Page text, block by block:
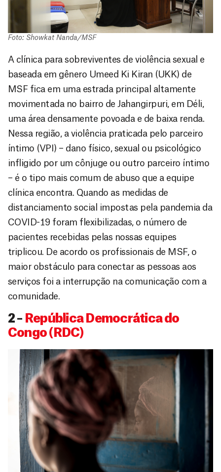
Foto: Showkat Nanda/MSF
A clínica para sobreviventes de violência sexual e
baseada em gênero Umeed Ki Kiran (UKK) de
MSF fica em uma estrada principal altamente
movimentada no bairro de Jahangirpuri, em Déli,
uma área densamente povoada e de baixa renda.
Nessa região, a violência praticada pelo parceiro
íntimo (VPI) – dano físico, sexual ou psicológico
infligido por um cônjuge ou outro parceiro íntimo
– é o tipo mais comum de abuso que a equipe
clínica encontra. Quando as medidas de
distanciamento social impostas pela pandemia da
COVID-19 foram flexibilizadas, o número de
pacientes recebidas pelas nossas equipes
triplicou. De acordo os profissionais de MSF, o
maior obstáculo para conectar as pessoas aos
serviços foi a interrupção na comunicação com a
comunidade.
2 – República Democrática do
Congo (RDC)